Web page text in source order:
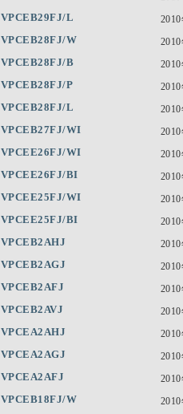
VPCEB29FJ/L
VPCEB28FJ/W
VPCEB28FJ/B
VPCEB28FJ/P
VPCEB28FJ/L
VPCEB27FJ/WI
VPCEE26FJ/WI
VPCEE26FJ/BI
VPCEE25FJ/WI
VPCEE25FJ/BI
VPCEB2AHJ
VPCEB2AGJ
VPCEB2AFJ
VPCEB2AVJ
VPCEA2AHJ
VPCEA2AGJ
VPCEA2AFJ
VPCEB18FJ/W